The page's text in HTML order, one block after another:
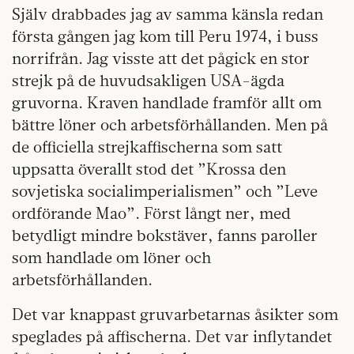
Själv drabbades jag av samma känsla redan
första gången jag kom till Peru 1974, i buss
norrifrån. Jag visste att det pågick en stor
strejk på de huvudsakligen USA-ägda
gruvorna. Kraven handlade framför allt om
bättre löner och arbetsförhållanden. Men på
de officiella strejkaffischerna som satt
uppsatta överallt stod det ”Krossa den
sovjetiska socialimperialismen” och ”Leve
ordförande Mao”. Först långt ner, med
betydligt mindre bokstäver, fanns paroller
som handlade om löner och
arbetsförhållanden.
Det var knappast gruvarbetarnas åsikter som
speglades på affischerna. Det var inflytandet